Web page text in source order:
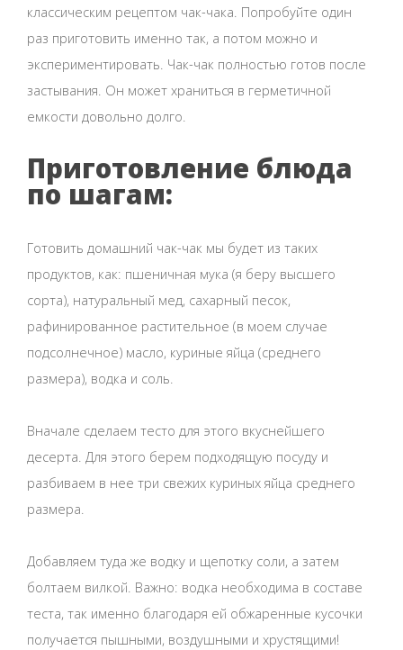
классическим рецептом чак-чака. Попробуйте один
раз приготовить именно так, а потом можно и
экспериментировать. Чак-чак полностью готов после
застывания. Он может храниться в герметичной
емкости довольно долго.
Приготовление блюда
по шагам:
Готовить домашний чак-чак мы будет из таких
продуктов, как: пшеничная мука (я беру высшего
сорта), натуральный мед, сахарный песок,
рафинированное растительное (в моем случае
подсолнечное) масло, куриные яйца (среднего
размера), водка и соль.
Вначале сделаем тесто для этого вкуснейшего
десерта. Для этого берем подходящую посуду и
разбиваем в нее три свежих куриных яйца среднего
размера.
Добавляем туда же водку и щепотку соли, а затем
болтаем вилкой. Важно: водка необходима в составе
теста, так именно благодаря ей обжаренные кусочки
получается пышными, воздушными и хрустящими!